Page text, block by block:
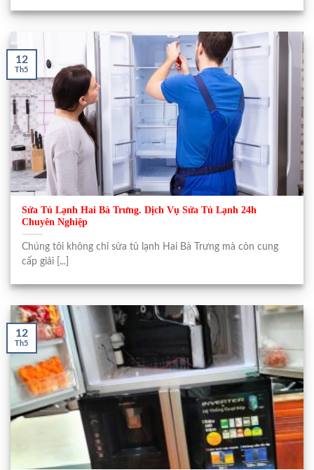
Sửa Tủ Lạnh Hai Bà Trưng. Dịch Vụ Sửa Tủ Lạnh 24h
Chuyên Nghiệp
Chúng tôi không chỉ sửa tủ lạnh Hai Bà Trưng mà còn cung
cấp giải [...]
12
Th5
12
Th5